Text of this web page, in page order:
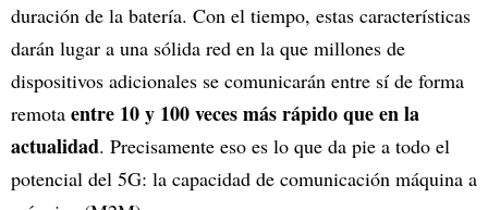
duración de la batería. Con el tiempo, estas características
darán lugar a una sólida red en la que millones de
dispositivos adicionales se comunicarán entre sí de forma
remota entre 10 y 100 veces más rápido que en la
actualidad. Precisamente eso es lo que da pie a todo el
potencial del 5G: la capacidad de comunicación máquina a